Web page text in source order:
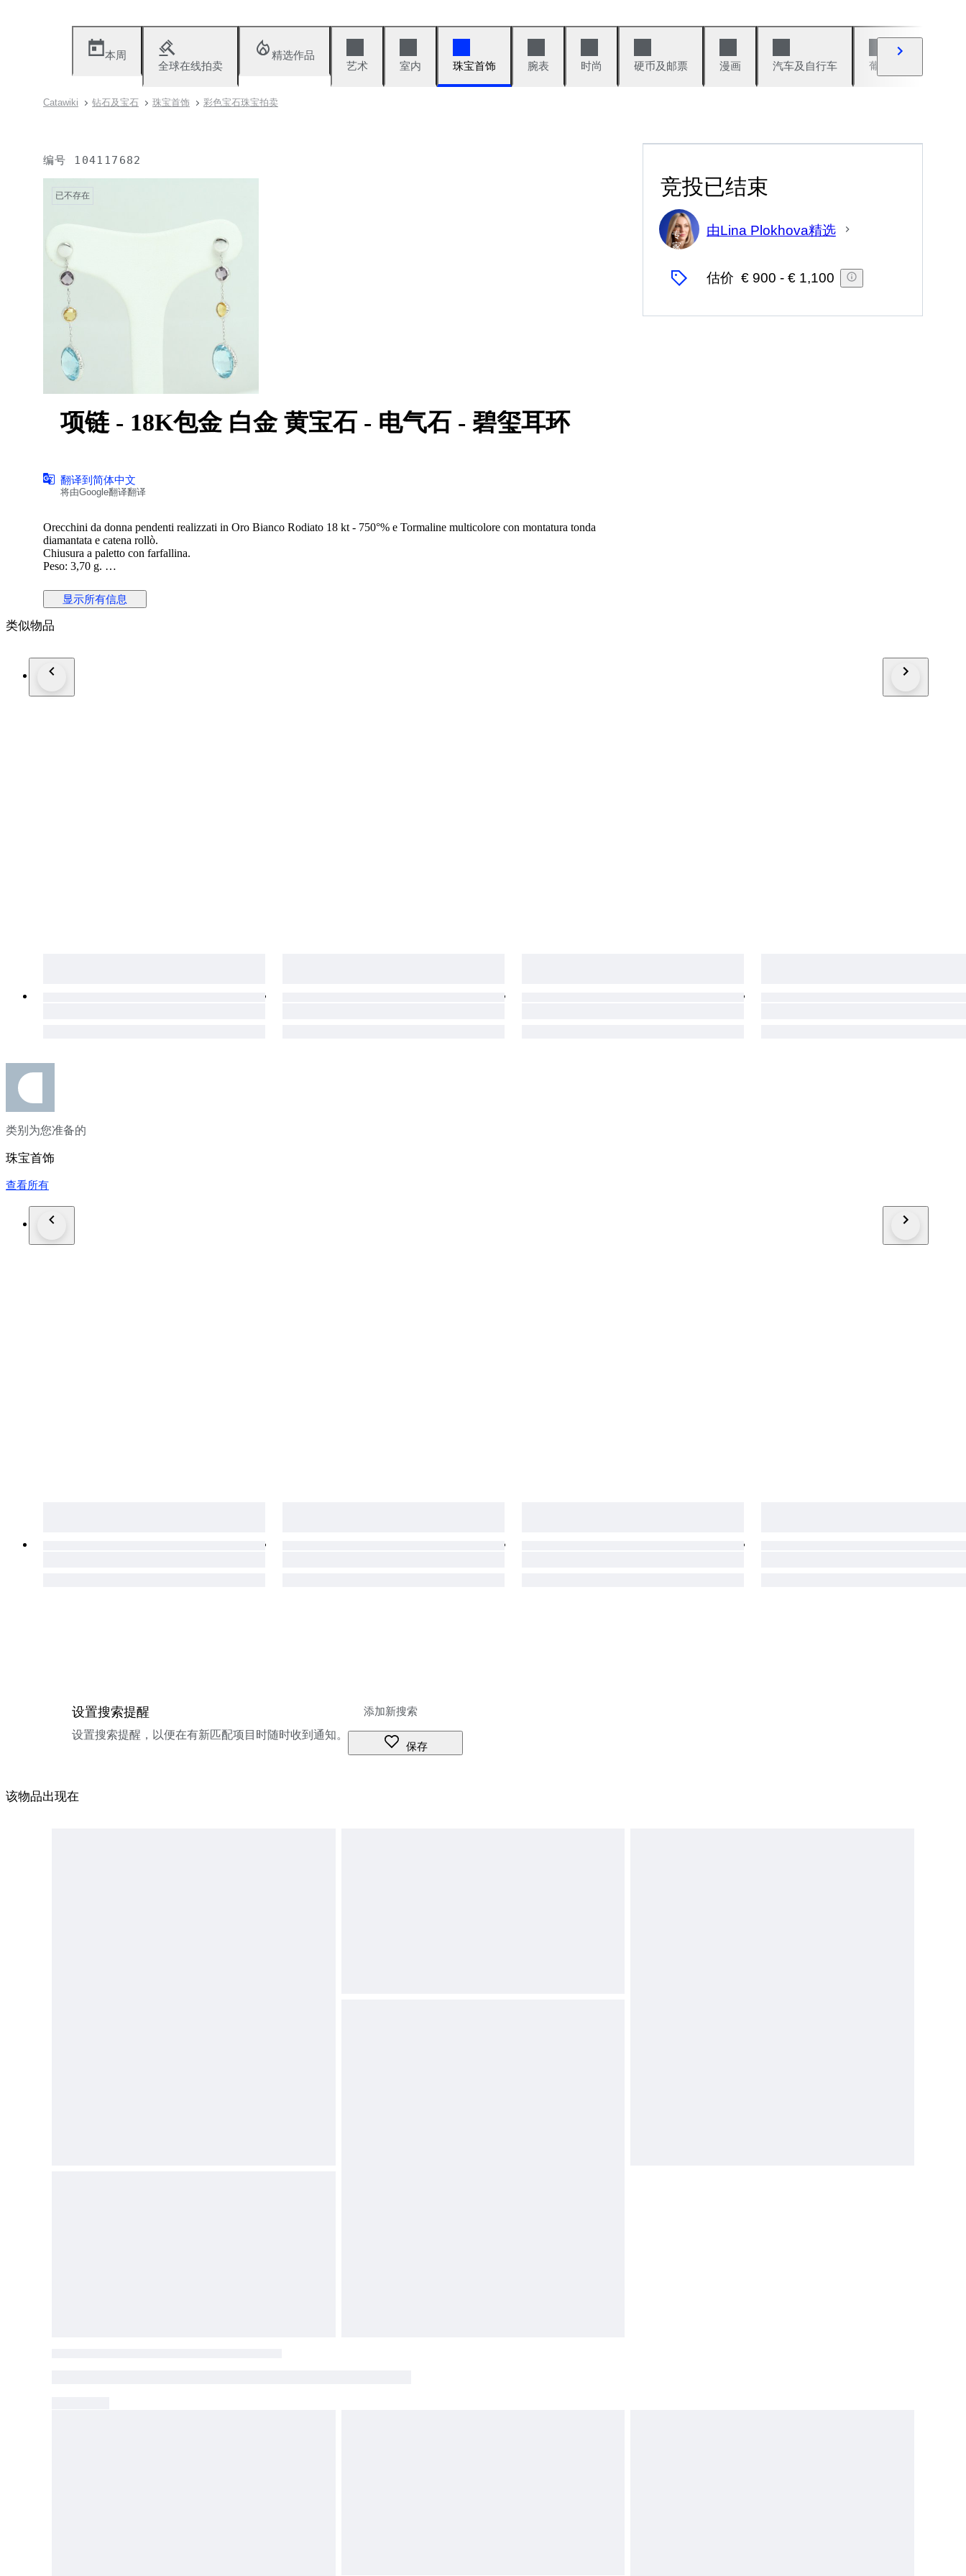
本周
全球在线拍卖
精选作品
艺术
室内 珠宝首饰 腕表 时尚 硬币及邮票 漫画 汽车及自行车 葡萄酒及烈性酒
Catawiki 钻石及宝石 珠宝首饰 彩色宝石珠宝拍卖
编号 104117682
已不存在
项链 - 18K包金 白金 黄宝石 - 电气石 - 碧玺耳环
翻译到简体中文
将由Google翻译翻译
Orecchini da donna pendenti realizzati in Oro Bianco Rodiato 18 kt - 750°% e Tormaline multicolore con montatura tonda
diamantata e catena rollò.
Chiusura a paletto con farfallina.
Peso: 3,70 g.
Nuovo con scatola e certificato
显示所有信息
竞投已结束
专
家
由Lina Plokhova精选
估价 € 900 - € 1,100
类似物品
类别为您准备的
珠宝首饰
查看所有
设置搜索提醒
设置搜索提醒，以便在有新匹配项目时随时收到通知。
保存
该物品出现在